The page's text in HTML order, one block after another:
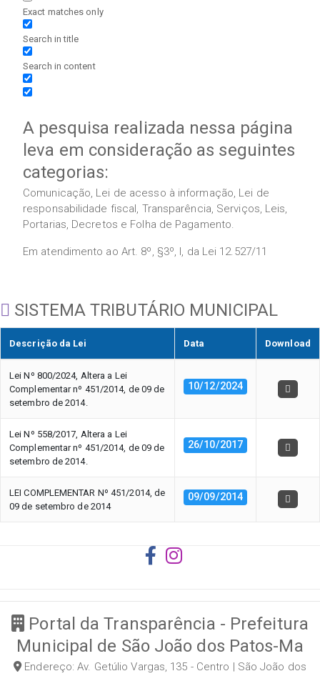
Exact matches only
Search in title
Search in content
A pesquisa realizada nessa página
leva em consideração as seguintes
categorias:
Comunicação, Lei de acesso à informação, Lei de
responsabilidade fiscal, Transparência, Serviços, Leis,
Portarias, Decretos e Folha de Pagamento.
Em atendimento ao Art. 8º, §3º, I, da Lei 12.527/11
SISTEMA TRIBUTÁRIO MUNICIPAL
Descrição da Lei Data Download
Lei Nº 800/2024, Altera a Lei
Complementar nº 451/2014, de 09 de
setembro de 2014.
10/12/2024
Lei Nº 558/2017, Altera a Lei
Complementar nº 451/2014, de 09 de
setembro de 2014.
26/10/2017
LEI COMPLEMENTAR Nº 451/2014, de
09 de setembro de 2014
09/09/2014
Portal da Transparência - Prefeitura
Municipal de São João dos Patos-Ma
Endereço: Av. Getúlio Vargas, 135 - Centro | São João dos